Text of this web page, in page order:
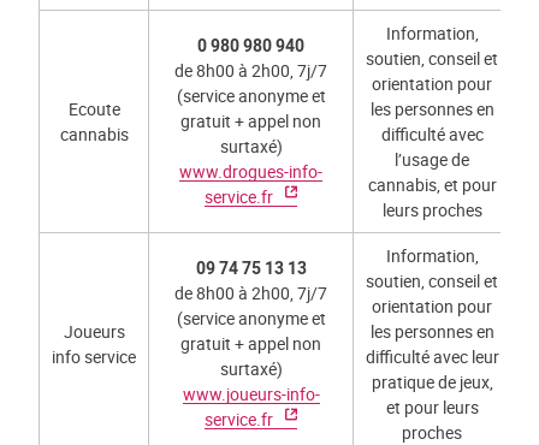
Ecoute
cannabis
0 980 980 940
de 8h00 à 2h00, 7j/7
(service anonyme et
gratuit + appel non
surtaxé)
www.drogues-info-
service.fr
Information,
soutien, conseil et
orientation pour
les personnes en
difficulté avec
l’usage de
cannabis, et pour
leurs proches
Joueurs
info service
09 74 75 13 13
de 8h00 à 2h00, 7j/7
(service anonyme et
gratuit + appel non
surtaxé)
www.joueurs-info-
service.fr
Information,
soutien, conseil et
orientation pour
les personnes en
difficulté avec leur
pratique de jeux,
et pour leurs
proches